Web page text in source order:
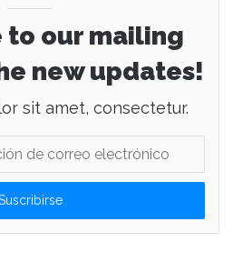
to our mailing
new updates!
sit amet, consectetur.